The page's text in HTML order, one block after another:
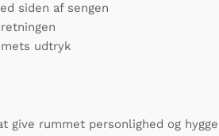
siden af sengen
udtryk
give rummet personlighed og